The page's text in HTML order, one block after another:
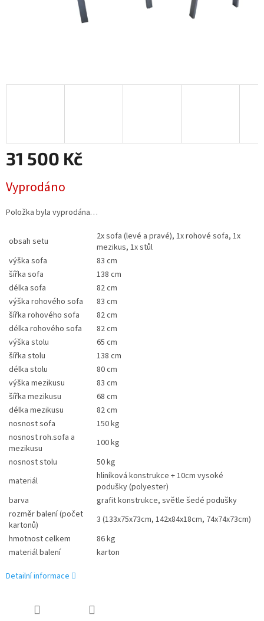
31 500 Kč
cena:
Vyprodáno
Položka byla vyprodána…
obsah setu
2x sofa (levé a pravé), 1x rohové sofa, 1x
mezikus, 1x stůl
výška sofa
83 cm
šířka sofa
138 cm
délka sofa
82 cm
výška rohového sofa
83 cm
šířka rohového sofa
82 cm
délka rohového sofa
82 cm
výška stolu
65 cm
šířka stolu
138 cm
délka stolu
80 cm
výška mezikusu
83 cm
šířka mezikusu
68 cm
délka mezikusu
82 cm
nosnost sofa
150 kg
nosnost roh.sofa a
mezikusu
100 kg
nosnost stolu
50 kg
materiál
hliníková konstrukce + 10cm vysoké
podušky (polyester)
barva
grafit konstrukce, světle šedé podušky
rozměr balení (počet
kartonů)
3 (133x75x73cm, 142x84x18cm, 74x74x73cm)
hmotnost celkem
86 kg
materiál balení
karton
Detailní informace